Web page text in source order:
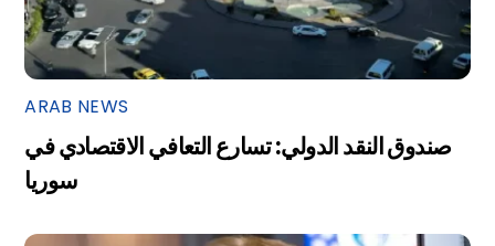
ARAB NEWS
صندوق النقد الدولي: تسارع التعافي الاقتصادي في
سوريا